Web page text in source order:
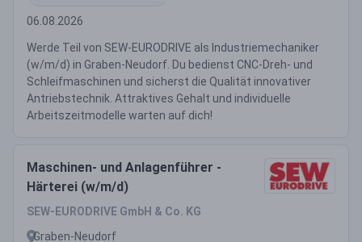
06.08.2026
Werde Teil von SEW-EURODRIVE als Industriemechaniker
(w/m/d) in Graben-Neudorf. Du bedienst CNC-Dreh- und
Schleifmaschinen und sicherst die Qualität innovativer
Antriebstechnik. Attraktives Gehalt und individuelle
Arbeitszeitmodelle warten auf dich!
Maschinen- und Anlagenführer -
Härterei (w/m/d)
SEW-EURODRIVE GmbH & Co. KG
Graben-Neudorf